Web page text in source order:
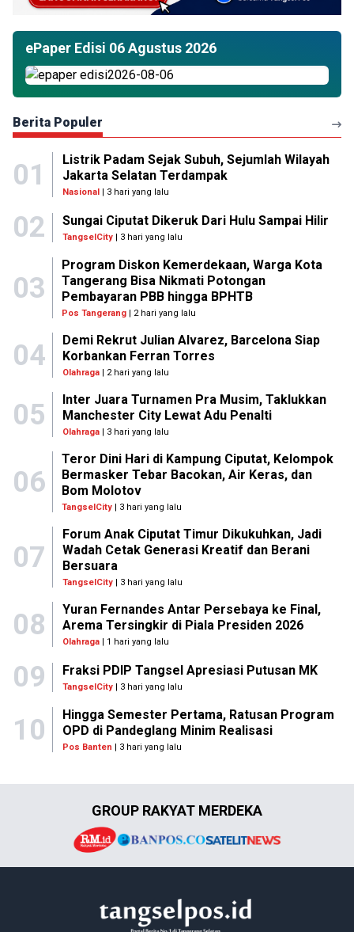
ePaper Edisi 06 Agustus 2026
Berita Populer
01
Listrik Padam Sejak Subuh, Sejumlah Wilayah
Jakarta Selatan Terdampak
Nasional| 3 hari yang lalu
02 Sungai Ciputat Dikeruk Dari Hulu Sampai Hilir
TangselCity | 3 hari yang lalu
03
Program Diskon Kemerdekaan, Warga Kota
Tangerang Bisa Nikmati Potongan
Pembayaran PBB hingga BPHTB
Pos Tangerang | 2 hari yang lalu
04
Demi Rekrut Julian Alvarez, Barcelona Siap
Korbankan Ferran Torres
Olahraga| 2 hari yang lalu
05
Inter Juara Turnamen Pra Musim, Taklukkan
Manchester City Lewat Adu Penalti
Olahraga| 3 hari yang lalu
06
Teror Dini Hari di Kampung Ciputat, Kelompok
Bermasker Tebar Bacokan, Air Keras, dan
Bom Molotov
TangselCity | 3 hari yang lalu
07
Forum Anak Ciputat Timur Dikukuhkan, Jadi
Wadah Cetak Generasi Kreatif dan Berani
Bersuara
TangselCity| 3 hari yang lalu
08
Yuran Fernandes Antar Persebaya ke Final,
Arema Tersingkir di Piala Presiden 2026
Olahraga| 1 hari yang lalu
09 Fraksi PDIP Tangsel Apresiasi Putusan MK
TangselCity | 3 hari yang lalu
10
Hingga Semester Pertama, Ratusan Program
OPD di Pandeglang Minim Realisasi
Pos Banten | 3 hari yang lalu
GROUP RAKYAT MERDEKA